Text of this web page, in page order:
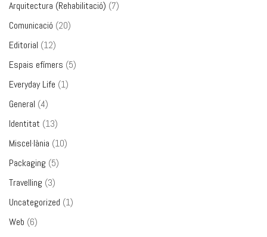
Arquitectura (Rehabilitació) (7)
Comunicació (20)
Editorial (12)
Espais efímers (5)
Everyday Life (1)
General (4)
Identitat (13)
Miscel·lània (10)
Packaging (5)
Travelling (3)
Uncategorized (1)
Web (6)